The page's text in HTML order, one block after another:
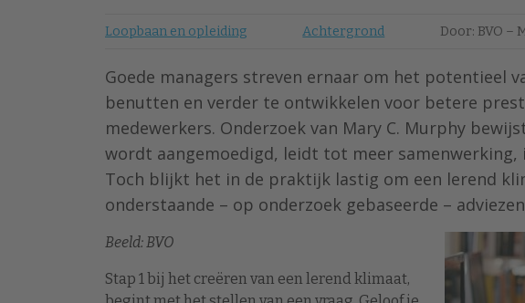
Loopbaan en opleiding Achtergrond Door: BVO –
Goede managers streven ernaar om het potentieel
benutten en verder te ontwikkelen voor betere
medewerkers. Onderzoek van Mary C. Murphy
wordt aangemoedigd, leidt tot meer
Toch blijkt het in de praktijk lastig om een lerend
onderstaande – op onderzoek gebaseerde –
Beeld: BVO
Stap 1 bij het creëren van een lerend klimaat,